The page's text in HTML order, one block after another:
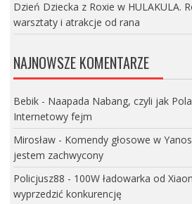
Dzień Dziecka z Roxie w HULAKULA.
warsztaty i atrakcje od rana
NAJNOWSZE KOMENTARZE
Bebik- Naapada Nabang, czyli jak
Internetowy fejm
Mirosław- Komendy głosowe w
jestem zachwycony
Policjusz88 - 100W ładowarka od
wyprzedzić konkurencję